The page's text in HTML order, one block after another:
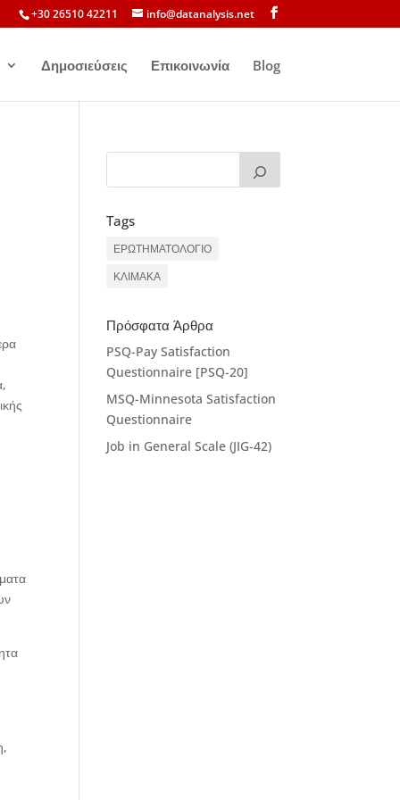
+30 26510 42211 info@datanalysis.net
Δημοσιεύσεις Επικοινωνία Blog
Tags
ΕΡΩΤΗΜΑΤΟΛΟΓΙΟ
ΚΛΙΜΑΚΑ
Πρόσφατα Άρθρα
PSQ-Pay Satisfaction
Questionnaire [PSQ-20]
MSQ-Minnesota Satisfaction
Questionnaire
Job in General Scale (JIG-42)